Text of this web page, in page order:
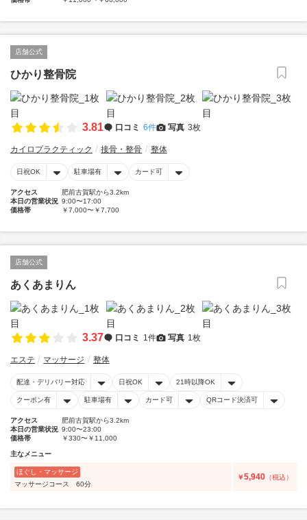
店舗公式
ひかり整骨院
3.81 口コミ 6件 写真 3枚
カイロプラクティック 接骨・整骨 整体
日祝OK 駐車場有 カード可
アクセス
肥前古賀駅から3.2km
本日の営業状況 9:00〜17:00
価格帯
￥7,000〜￥7,700
店舗公式
あくあまりん
3.37 口コミ 1件 写真 1枚
エステ マッサージ 整体
配達・デリバリー対応 日祝OK 21時以降OK
クーポン有 駐車場有 カード可 QRコード決済可
アクセス
肥前古賀駅から3.2km
本日の営業状況 9:00〜23:00
価格帯
￥330〜￥11,000
主なメニュー
ほぐし・マッサージ
マッサージコース 60分
￥5,940 （税込）